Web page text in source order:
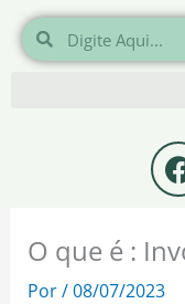
Pesquisar
Pesquisar
c
O que é :
Por/08/07/2023